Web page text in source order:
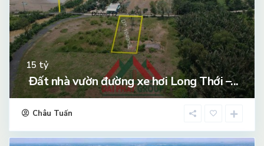
15 tỷ
Đất nhà vườn đường xe hơi Long Thới –...
Châu Tuấn